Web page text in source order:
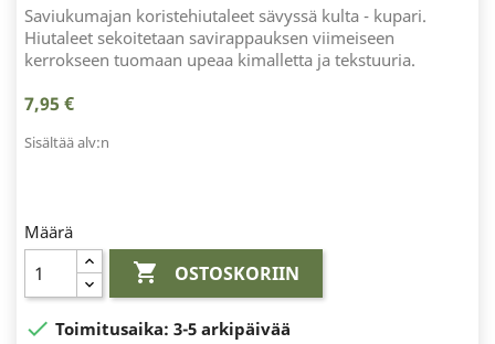
Saviukumajan koristehiutaleet sävyssä kulta - kupari.
Hiutaleet sekoitetaan savirappauksen viimeiseen
kerrokseen tuomaan upeaa kimalletta ja tekstuuria.
7,95 €
Sisältää alv:n
Määrä
 OSTOSKORIIN
 Toimitusaika: 3-5 arkipäivää